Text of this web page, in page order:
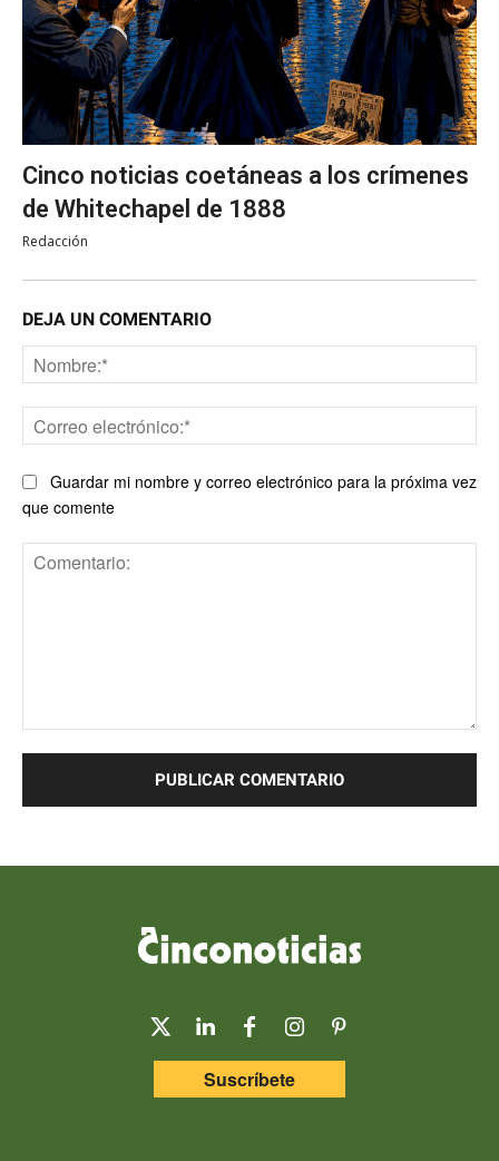
Cinco noticias coetáneas a los crímenes
de Whitechapel de 1888
Redacción
DEJA UN COMENTARIO
Guardar mi nombre y correo electrónico para la próxima vez
que comente
Suscríbete